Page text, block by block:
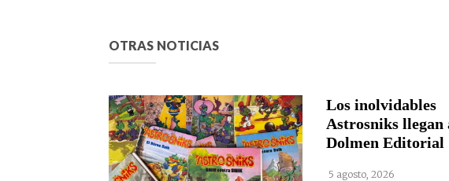
OTRAS NOTICIAS
Los inolvidables
Astrosniks llegan
Dolmen Editorial
5 agosto, 2026